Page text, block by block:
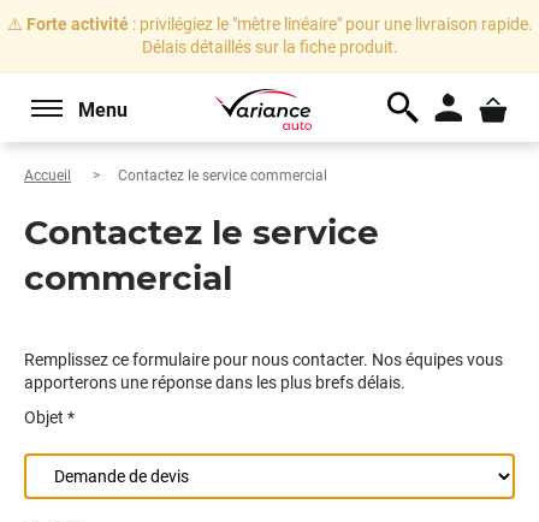
⚠️ Forte activité: privilégiez le "mètre linéaire" pour une livraison rapide.
Délais détaillés sur la fiche produit.
Menu
Accueil Contactez le service commercial
Contactez le service
commercial
Remplissez ce formulaire pour nous contacter. Nos équipes vous
apporterons une réponse dans les plus brefs délais.
Objet *